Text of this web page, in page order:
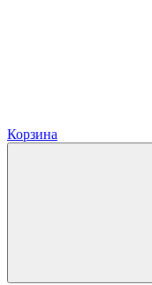
Корзина